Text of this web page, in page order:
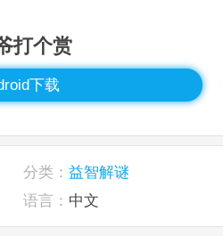
打个赏
下载
分类： 益智解谜
语言： 中文